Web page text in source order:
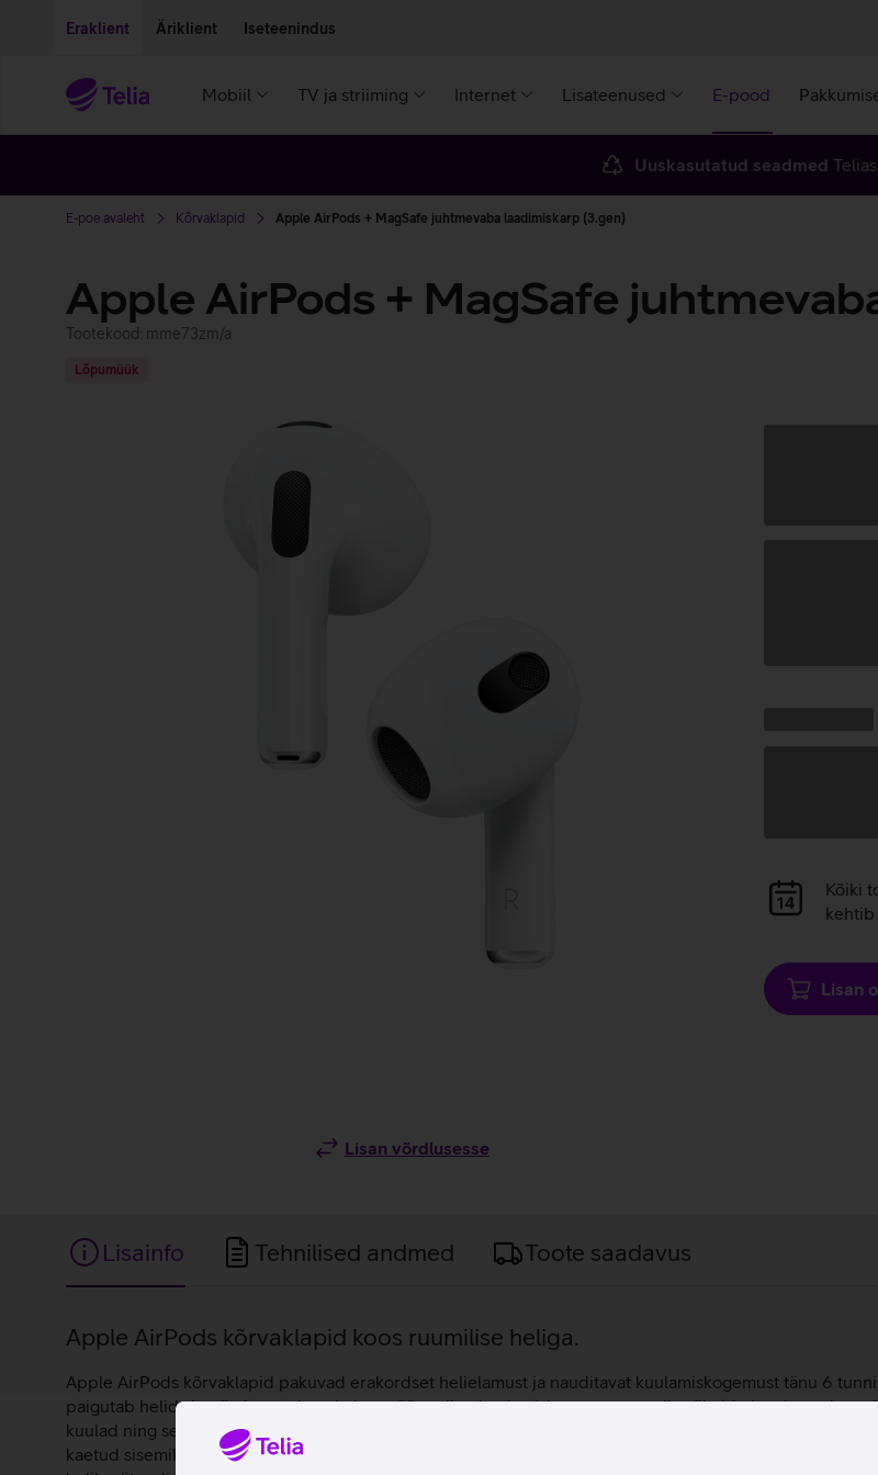
Eraklient Äriklient Iseteenindus
Mobiil TV ja striiming Internet Lisateenused E-pood
Uuskasutatud seadmed Telias
E-poe avaleht Kõrvaklapid Apple AirPods + MagSafe juhtmevaba laadimiskarp (3.gen)
Apple AirPods + MagSafe
Tootekood: mme73zm/a
Lõpumüük
Lisan võrdlusesse
Andmete
laadimine
Kõiki
kehtib
Lisan
Lisainfo Tehnilised andmed Toote saadavus
Lisainfo
Apple AirPods kõrvaklapid koos ruumilise heliga.
Apple AirPods kõrvaklapid pakuvad erakordset helielamust ja nauditavat kuulamiskogemust tänu 6
paigutab helid sinu ümber, et luua kolmemõõtmeline kuulamiskogemus muusika, filmide ja telesaadete
kuulad ning seejärel reguleerivad madalaid ja keskmisi sagedusi, et edastada rikkalikke helidetaile, mis
kaetud sisemikrofonid vähendavad kõne ajal tuulemüra, et su hääl oleks alati selge ja vali. Kohandatud